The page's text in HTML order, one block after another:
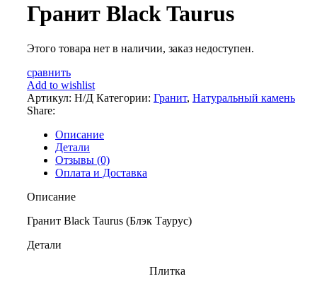
Гранит Black Taurus
Этого товара нет в наличии, заказ недоступен.
сравнить
Add to wishlist
Артикул: Н/Д Категории: Гранит, Натуральный камень
Share:
Описание
Детали
Отзывы (0)
Оплата и Доставка
Описание
Гранит Black Taurus (Блэк Таурус)
Детали
Плитка